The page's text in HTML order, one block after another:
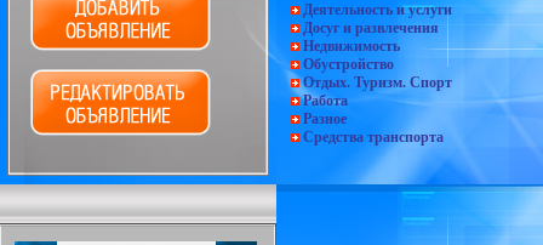
Деятельность и услуги
Досуг и развлечения
Недвижимость
Обустройство
Отдых. Туризм. Спорт
Работа
Разное
Средства транспорта